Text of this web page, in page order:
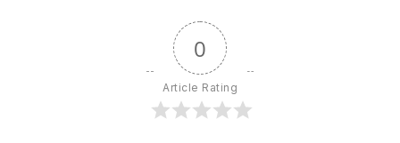
0
Article Rating